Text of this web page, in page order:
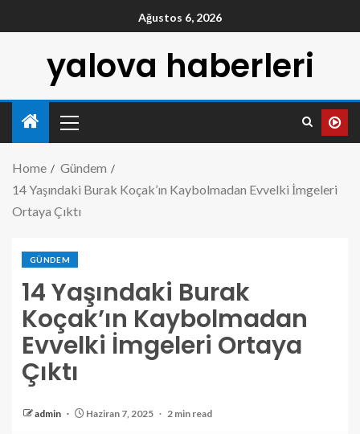
Ağustos 6, 2026
yalova haberleri
Home
Gündem
14 Yaşındaki Burak Koçak’ın Kaybolmadan Evvelki İmgeleri
Ortaya Çıktı
GÜNDEM
14 Yaşındaki Burak
Koçak’ın Kaybolmadan
Evvelki İmgeleri Ortaya
Çıktı
admin Haziran 7, 2025 2 min read